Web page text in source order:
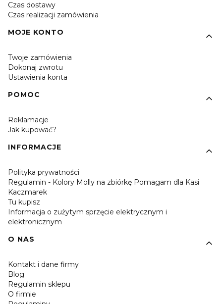
Czas dostawy
Czas realizacji zamówienia
MOJE KONTO
Twoje zamówienia
Dokonaj zwrotu
Ustawienia konta
POMOC
Reklamacje
Jak kupować?
INFORMACJE
Polityka prywatności
Regulamin - Kolory Molly na zbiórkę Pomagam dla Kasi
Kaczmarek
Tu kupisz
Informacja o zużytym sprzęcie elektrycznym i
elektronicznym
O NAS
Kontakt i dane firmy
Blog
Regulamin sklepu
O firmie